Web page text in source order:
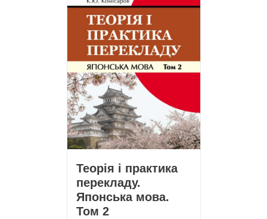
Теорія і практика
перекладу.
Японська мова.
Том 2